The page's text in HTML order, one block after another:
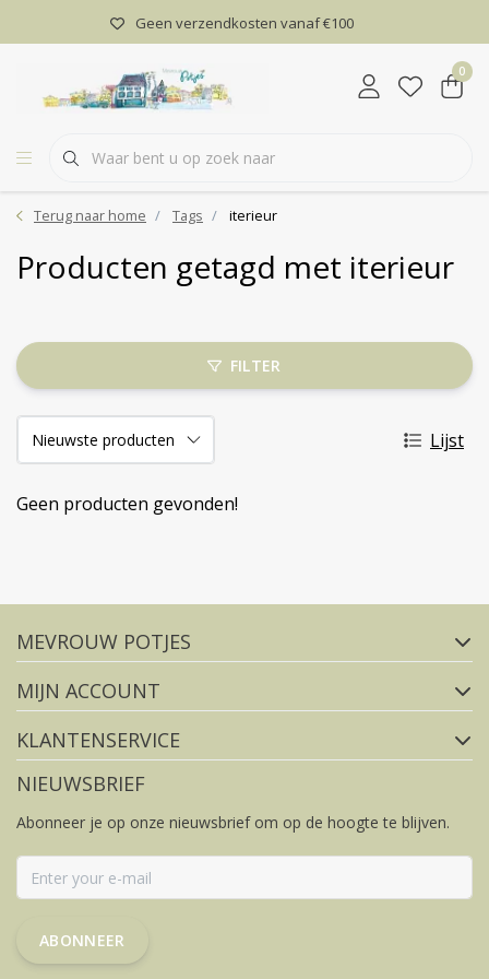
Geen verzendkosten vanaf €100
0
Terug naar home Tags iterieur
Producten getagd met iterieur
FILTER
Lijst
Geen producten gevonden!
FACEBOOK
MEVROUW POTJES
MIJN ACCOUNT
KLANTENSERVICE
NIEUWSBRIEF
Abonneer je op onze nieuwsbrief om op de hoogte te blijven.
ABONNEER